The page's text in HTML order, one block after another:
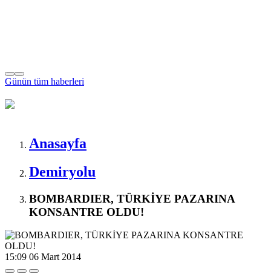
Günün tüm haberleri
Anasayfa
Demiryolu
BOMBARDIER, TÜRKİYE PAZARINA
KONSANTRE OLDU!
15:09 06 Mart 2014